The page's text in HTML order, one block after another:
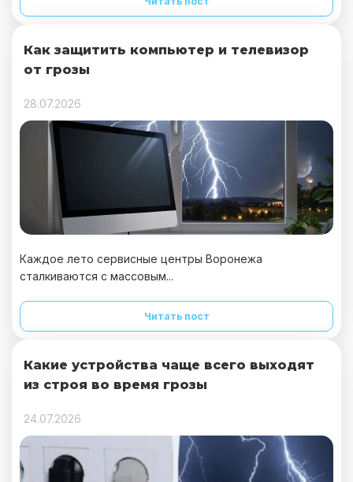
Как защитить компьютер и телевизор
от грозы
28.07.2026
Каждое лето сервисные центры Воронежа
сталкиваются с массовым...
Читать пост
Какие устройства чаще всего выходят
из строя во время грозы
24.07.2026